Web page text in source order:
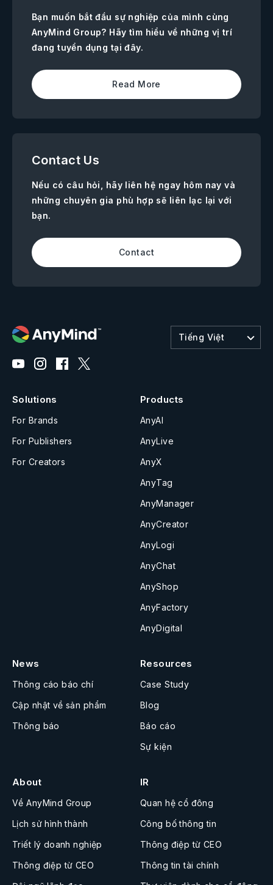
Bạn muốn bắt đầu sự nghiệp của mình cùng
AnyMind Group? Hãy tìm hiểu về những vị trí
đang tuyển dụng tại đây.
Read More
Contact Us
Nếu có câu hỏi, hãy liên hệ ngay hôm nay và
những chuyên gia phù hợp sẽ liên lạc lại với
bạn.
Contact
Tiếng Việt
Solutions
For Brands
For Publishers
For Creators
Products
AnyAI
AnyLive
AnyX
AnyTag
AnyManager
AnyCreator
AnyLogi
AnyChat
AnyShop
AnyFactory
AnyDigital
News
Thông cáo báo chí
Cập nhật về sản phẩm
Thông báo
Resources
Case Study
Blog
Báo cáo
Sự kiện
About
Về AnyMind Group
Lịch sử hình thành
Triết lý doanh nghiệp
Thông điệp từ CEO
IR
Quan hệ cổ đông
Công bố thông tin
Thông điệp từ CEO
Thông tin tài chính